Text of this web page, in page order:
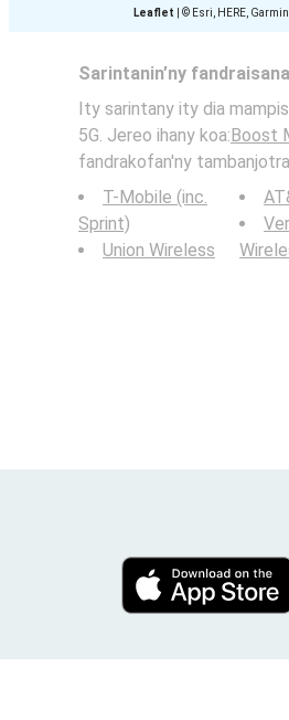
Leaflet © Esri, HERE,
Sarintanin’ny
Ity sarintany ity dia
5G. Jereo ihany koa:Boost
fandrakofan'ny
T-Mobile (inc.
Sprint)
Union Wireless